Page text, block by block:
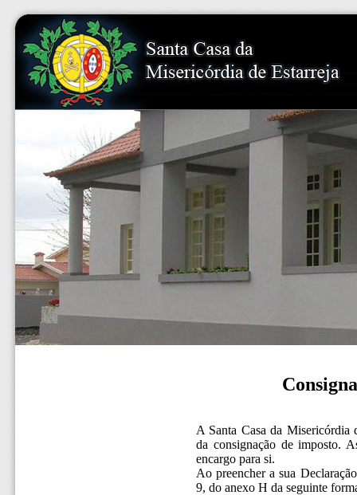
A Santa Casa da Misericórdia
da consignação de imposto.
encargo para si.
Ao preencher a sua
9, do anexo H da seguinte